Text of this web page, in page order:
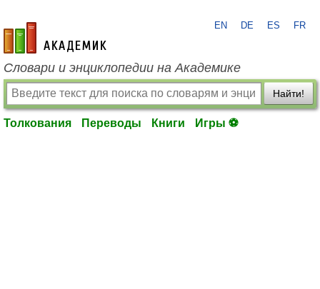
academic.ru
EN DE ES FR
Словари и энциклопедии на Академике
Найти!
Толкования Переводы Книги Игры ⚽